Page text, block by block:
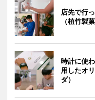
店先で行
（植竹製菓
時計に使
用したオ
ダ）